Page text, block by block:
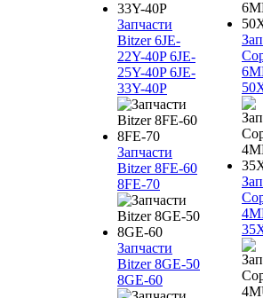
Запчасти
Bitzer 6JE-
22Y-40P 6JE-
25Y-40P 6JE-
33Y-40P
Запчасти
Bitzer 8FE-60
8FE-70
Запчасти
Bitzer 8GE-50
8GE-60